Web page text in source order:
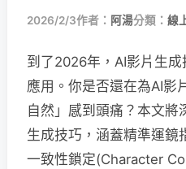
2026/2/3作者： 阿湯分類： 線
到了2026年，AI影片生
應用。你是否還在為AI影
自然」感到頭痛？本文將
生成技巧，涵蓋精準運
一致性鎖定(Character